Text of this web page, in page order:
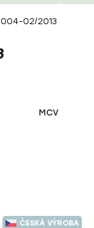
02/2013
MCV
ČESKÁ VÝROBA